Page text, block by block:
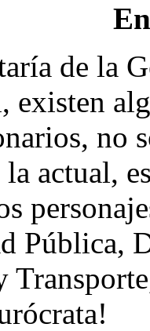
de la
existen
no
actual,
Pública,